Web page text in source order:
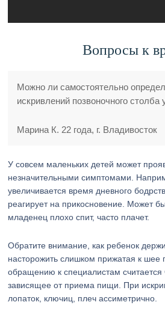
Вопросы к
Можно ли самостоятельно
искривлений позвоночного столба
Марина К. 22 года, г. Владивосток
У совсем маленьких детей может
незначительными симптомами.
увеличивается время дневного
реагирует на прикосновение. Может
младенец плохо спит, часто плачет.
Обратите внимание, как ребенок
насторожить слишком прижатая к шее
обращению к специалистам считается
зависящее от приема пищи. При
лопаток, ключиц, плеч ассиметрично.